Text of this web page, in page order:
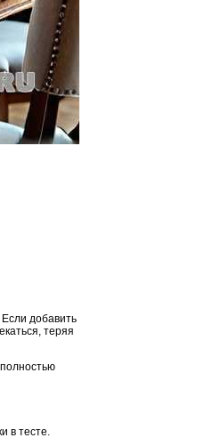
добавить
теряя
в тесте.